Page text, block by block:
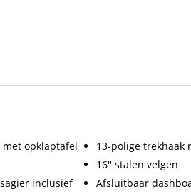
oprichting lid van de BOVAG. Wij
opklaptafel
13-polige trekhaak
16'' stalen velgen
inclusief
Afsluitbaar